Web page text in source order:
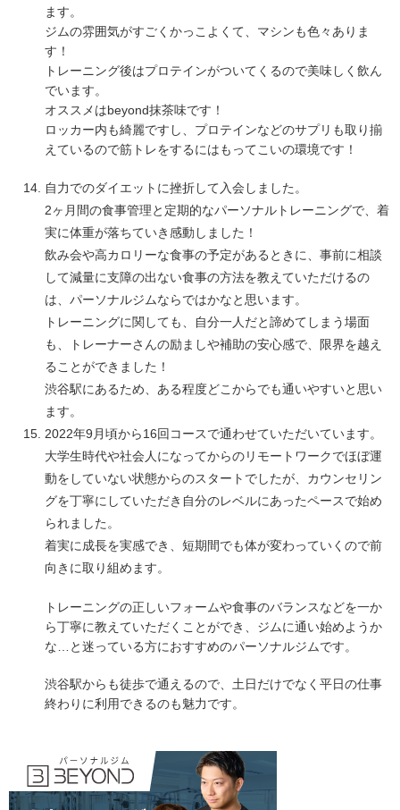
ます。
ジムの雰囲気がすごくかっこよくて、マシンも色々ありま
す！
トレーニング後はプロテインがついてくるので美味しく飲ん
でいます。
オススメはbeyond抹茶味です！
ロッカー内も綺麗ですし、プロテインなどのサプリも取り揃
えているので筋トレをするにはもってこいの環境です！
自力でのダイエットに挫折して入会しました。
2ヶ月間の食事管理と定期的なパーソナルトレーニングで、着
実に体重が落ちていき感動しました！
飲み会や高カロリーな食事の予定があるときに、事前に相談
して減量に支障の出ない食事の方法を教えていただけるの
は、パーソナルジムならではかなと思います。
トレーニングに関しても、自分一人だと諦めてしまう場面
も、トレーナーさんの励ましや補助の安心感で、限界を越え
ることができました！
渋谷駅にあるため、ある程度どこからでも通いやすいと思い
ます。
2022年9月頃から16回コースで通わせていただいています。
大学生時代や社会人になってからのリモートワークでほぼ運
動をしていない状態からのスタートでしたが、カウンセリン
グを丁寧にしていただき自分のレベルにあったペースで始め
られました。
着実に成長を実感でき、短期間でも体が変わっていくので前
向きに取り組めます。
トレーニングの正しいフォームや食事のバランスなどを一か
ら丁寧に教えていただくことができ、ジムに通い始めようか
な…と迷っている方におすすめのパーソナルジムです。
渋谷駅からも徒歩で通えるので、土日だけでなく平日の仕事
終わりに利用できるのも魅力です。